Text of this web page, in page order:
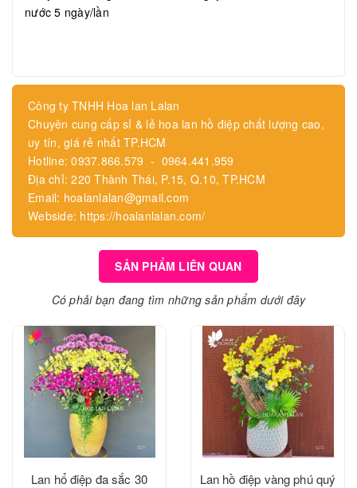
nước 5 ngày/lần
Công ty TNHH Hoa lan Lalan
Chuyên cung cấp sỉ & lẻ hoa lan hồ điệp chất lượng cao,
uy tín, giá rẻ nhất TP.HCM
Hotline: 0937.866.579 - 0964.441.959
Địa chỉ: 220 Thành Thái, P.15, Q.10, TP.HCM
Email: hoalanlalan@gmail.com
Webside: https://hoalanlalan.com/
SẢN PHẨM LIÊN QUAN
Có phải bạn đang tìm những sản phẩm dưới đây
Lan hổ điệp đa sắc 30
Lan hồ điệp vàng phú quý